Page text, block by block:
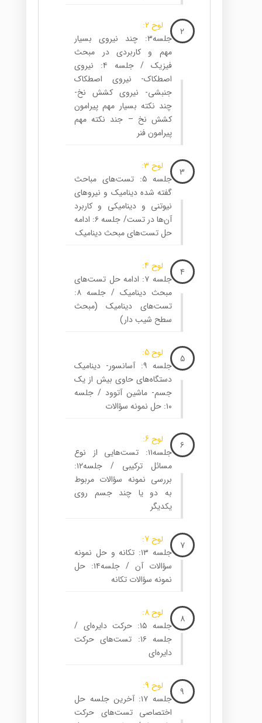
2
لوح 2:
جلسه۳: چند نیروی بسیار
مهم و کاربردی در مبحث
فیزیک / جلسه ۴: نیروی
اصطکاک- نیروی اصطکاک
جنبشی- نیروی کشش نخ-
چند نکته بسیار مهم پیرامون
کشش نخ – جند نکته مهم
پیرامون فنر
3
لوح 3:
جلسه ۵: تست‌های مباحث
گفته شده دینامیک و نیروهای
نیوتنی و دینامیکی و کاربرد
آن‌ها در تست/ جلسه ۶: ادامه
حل تست‌های مبحث دینامیک
4
لوح 4:
جلسه ۷: ادامه حل تست‌های
مبحث دینامیک / جلسه ۸:
تست‌های دینامیک (مبحث
سطح شیب دار)
5
لوح 5:
جلسه ۹: آسانسور- دینامیک
دستگاه‌های حاوی بیش از یک
جسم- ماشین آتوود / جلسه
۱۰: حل نمونه سؤالات
6
لوح 6:
جلسه۱۱: تست‌هایی از نوع
مسائل ترکیبی / جلسه۱۲:
بررسی نمونه سؤالات مربوط
به دو یا چند جسم روی
یکدیگر
7
لوح 7:
جلسه ۱۳: تکانه و حل نمونه
سؤالات آن / جلسه۱۴: حل
نمونه سؤالات تکانه
8
لوح 8:
جلسه ۱۵: حرکت دایره‌ای /
جلسه ۱۶: تست‌های حرکت
دایره‌ای
9
لوح 9:
جلسه ۱۷: آخرین جلسه حل
اختصاصی تست‌های حرکت